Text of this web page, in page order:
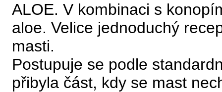
ALOE. V kombinaci s
aloe. Velice jednoduchý
masti.
Postupuje se podle
přibyla část, kdy se mast